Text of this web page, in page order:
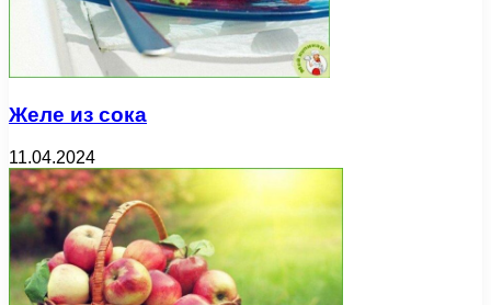
Желе из сока
11.04.2024